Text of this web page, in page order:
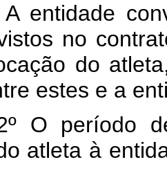
no
do
estes e a
de
atleta à